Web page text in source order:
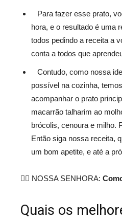
Para fazer esse prato,
hora, e o resultado é uma
todos pedindo a receita a
conta a todos que
Contudo, como nossa
possível na cozinha,
acompanhar o prato
macarrão talharim ao
brócolis, cenoura e milho.
Então siga nossa receita,
um bom apetite, e até a
❤️‍🔥 NOSSA SENHORA:
Quais os